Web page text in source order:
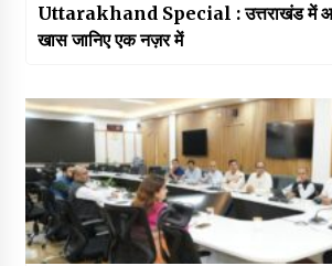
Uttarakhand Special : उत्तराखंड में
खास जानिए एक नज़र में